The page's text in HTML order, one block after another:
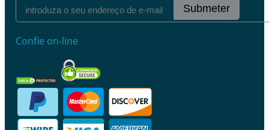
Submeter
Confie on-line